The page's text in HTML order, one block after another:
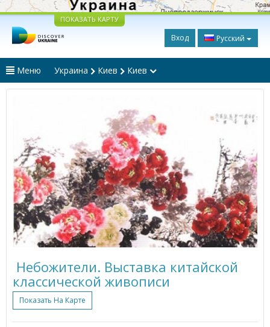
ПОКАЗАТЬ КАРТУ
Вход Русский
Меню Украина Киев Киев
Небожители. Выставка китайской
классической живописи
Показать На Карте